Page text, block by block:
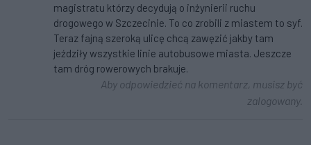
magistratu którzy decydują o inżynierii ruchu
drogowego w Szczecinie. To co zrobili z miastem to syf.
Teraz fajną szeroką ulicę chcą zawęzić jakby tam
jeździły wszystkie linie autobusowe miasta. Jeszcze
tam dróg rowerowych brakuje.
Aby odpowiedzieć na komentarz, musisz być
zalogowany.